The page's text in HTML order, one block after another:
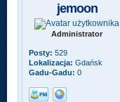
jemoon
Administrator
Posty: 529
Lokalizacja: Gdańsk
Gadu-Gadu: 0